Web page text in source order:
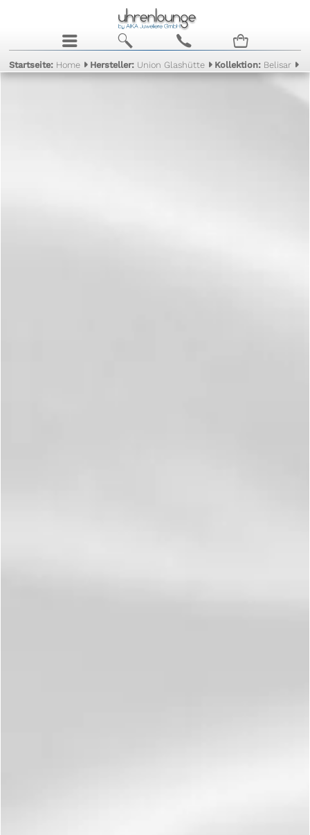
j b c n
Startseite: Home Hersteller: Union Glashütte Kollektion: Belisar